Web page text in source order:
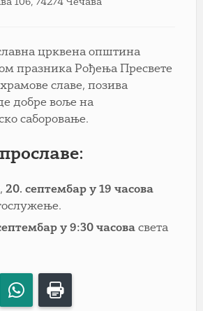
106, 74274 Чечава
црквена општина
празника Рођења Пресвете
славе, позива
добре воље на
саборовање.
20. септембар у 19 часова
у 9:30 часова света
WhatsApp